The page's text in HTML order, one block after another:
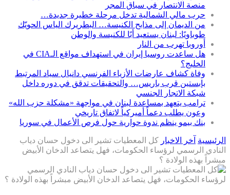
منصة الانتصار في سباق المجر
حرب مالي الشمالية تدخل مرحلة خطيرة جديدة…
من الديمان إلى مذابح الكنيسة… البطريرك الياس الحويّك
طوباويًا: لبنان يستعيد أبًا للكنيسة والوطن
أوروبا تهرب من النار
هل ساعدت روسيا إيران في استهداف مواقع الـCIA في
الخليج؟
وفاة كشاف عارضات الأزياء الفرنسي دانيال سياد المرتبط
بإبستين قرب باريس… والتحقيقات تدقق في دوره داخل
شبكة الاتجار الجنسي
ترامب يتعهد بمساعدة لبنان في مواجهة «مشكلة حزب الله»
وعون يطلب دعماً أميركياً لاتفاق تاريخي
بنك بيمو ينظم ندوة حوارية حول فرص الأعمال في سوريا
الرئيسية آخر الاخبار كل المعطيات تشير الى دخول حسان دياب
النادي الرسمي لرؤساء الحكومات، فهل يتصاعد الدخان الأبيض
مبشراً بهذه الولادة ؟